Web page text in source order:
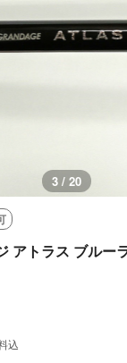
3 / 20
アトラス ブルー
込